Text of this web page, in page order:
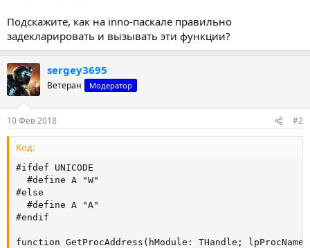
Подскажите, как на inno-паскале правильно
задекларировать и вызывать эти функции?
sergey3695
Ветеран Модератор
10 Фев 2018 #2
Код:
#ifdef UNICODE
  #define A "W"
#else
  #define A "A"
#endif
function GetProcAddress(hModule: THandle;